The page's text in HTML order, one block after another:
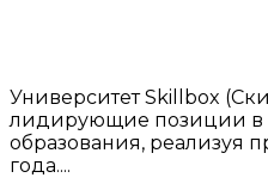
Университет Skillbox
лидирующие позиции в
образования, реализуя
года....